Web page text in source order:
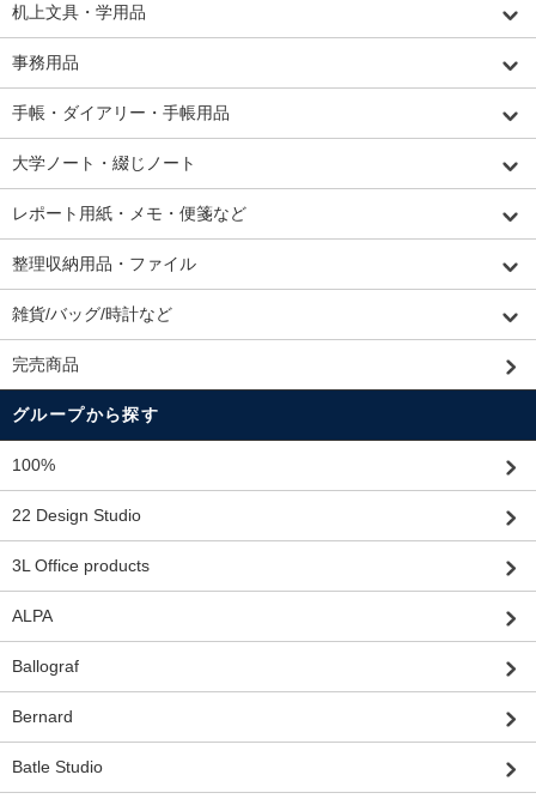
机上文具・学用品
事務用品
手帳・ダイアリー・手帳用品
大学ノート・綴じノート
レポート用紙・メモ・便箋など
整理収納用品・ファイル
雑貨/バッグ/時計など
完売商品
グループから探す
100%
22 Design Studio
3L Office products
ALPA
Ballograf
Bernard
Batle Studio